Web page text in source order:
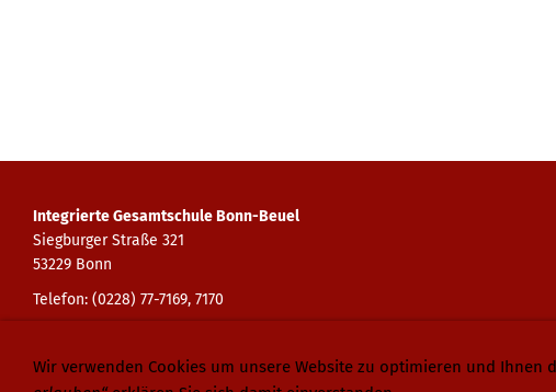
Integrierte Gesamtschule Bonn-Beuel
Siegburger Straße 321
53229 Bonn
Telefon: (0228) 77-7169, 7170
Schulhomepage:www.gebonn.de
Wir verwenden Cookies um unsere Website zu optimieren und Ihnen